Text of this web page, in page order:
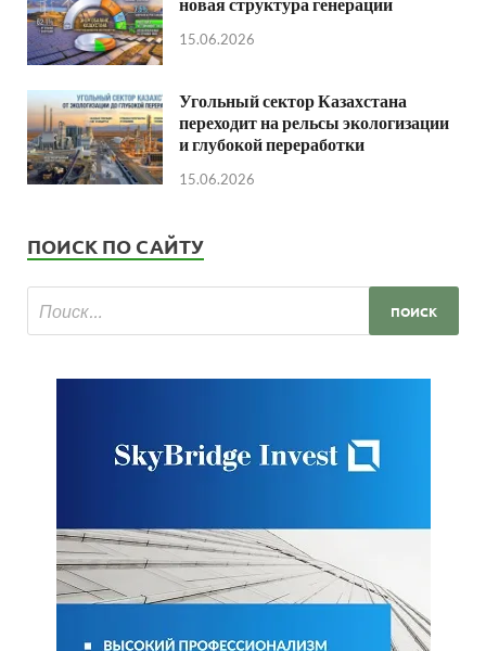
новая структура генерации
15.06.2026
Угольный сектор Казахстана
переходит на рельсы экологизации
и глубокой переработки
15.06.2026
ПОИСК ПО САЙТУ